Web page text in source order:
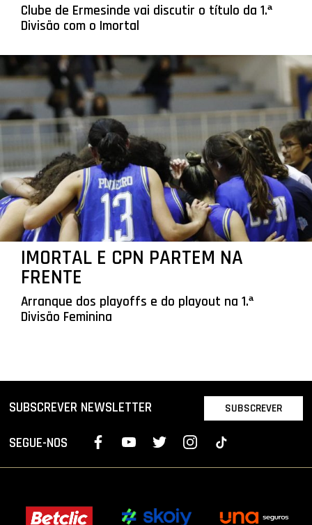
Clube de Ermesinde vai discutir o título da 1.ª
Divisão com o Imortal
IMORTAL E CPN PARTEM NA
FRENTE
Arranque dos playoffs e do playout na 1.ª
Divisão Feminina
SUBSCREVER NEWSLETTER SUBSCREVER
SEGUE-NOS